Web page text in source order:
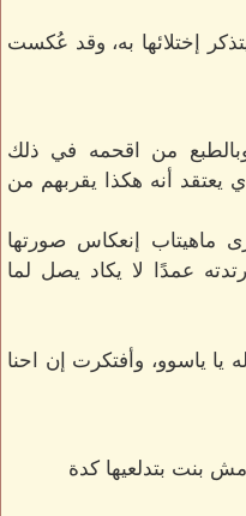
إختلائها به، وقد عُكست
من اقحمه في ذلك
يعتقد أنه هكذا يقربهم من
ماهيتاب إنعكاس صورتها
عمدًا لا يكاد يصل لما
ياسوو، وأفتكرت إن احنا
بنت بتدلعيها كدة